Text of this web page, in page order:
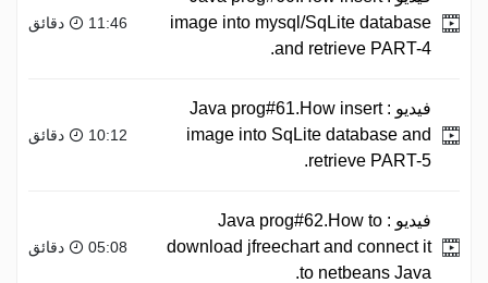
image into mysql/SqLite database
and retrieve PART-4.
11:46 دقائق
فيديو : Java prog#61.How insert
image into SqLite database and
retrieve PART-5.
10:12 دقائق
فيديو : Java prog#62.How to
download jfreechart and connect it
to netbeans Java.
05:08 دقائق